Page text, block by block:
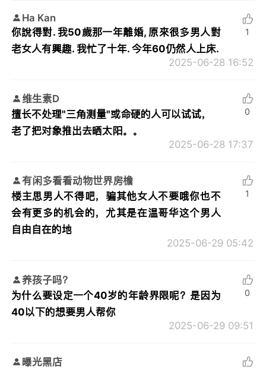
Ha Kan
你說得對. 我50歲那一年離婚, 原來很多男人對
老女人有興趣. 我忙了十年. 今年60仍然人上床.
2025-06-28 16:52
1
维生素D
擅长不处理"三角测量"或命硬的人可以试试，
老了把对象推出去晒太阳。。
2025-06-28 17:37
0
有闲多看看动物世界房檐
楼主思男人不得吧，骗其他女人不要哦你也不
会有更多的机会的，尤其是在温哥华这个男人
自由自在的地
2025-06-29 05:42
1
养孩子吗？
为什么要设定一个40岁的年龄界限呢？是因为
40以下的想要男人帮你
2025-06-29 09:51
0
曝光黑店